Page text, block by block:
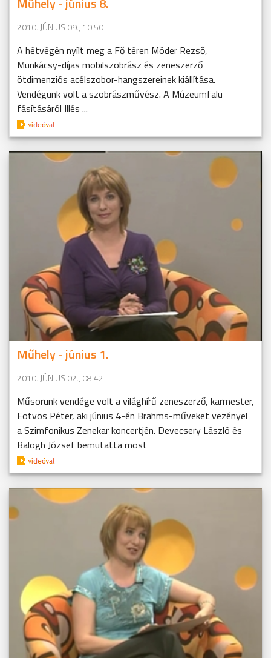
2010. JÚNIUS 09., 10:50
A hétvégén nyílt meg a Fő téren Móder Rezső,
Munkácsy-díjas mobilszobrász és zeneszerző
ötdimenziós acélszobor-hangszereinek kiállítása.
Vendégünk volt a szobrászművész. A Múzeumfalu
fásításáról Illés ...
Műhely - június 1.
2010. JÚNIUS 02., 08:42
Műsorunk vendége volt a világhírű zeneszerző, karmester,
Eötvös Péter, aki június 4-én Brahms-műveket vezényel
a Szimfonikus Zenekar koncertjén. Devecsery László és
Balogh József bemutatta most